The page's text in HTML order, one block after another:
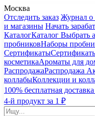
Москва
Отследить заказ Журнал
и магазины Начать
КаталогКаталог Выбрать
пробниковНаборы
Сертификаты
косметикаАроматы для
РаспродажаРаспродажа
коллабыКоллекции и
100% бесплатная
4-й продукт за 1 ₽